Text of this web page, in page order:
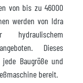
von bis zu 46000
werden von Idra
hydraulischem
Dieses
Baugröße und
bereit.